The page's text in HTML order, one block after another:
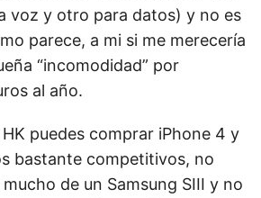
voz y otro para datos) y no es
parece, a mi si me merecería
“incomodidad” por
al año.
puedes comprar iPhone 4 y
bastante competitivos, no
de un Samsung SIII y no